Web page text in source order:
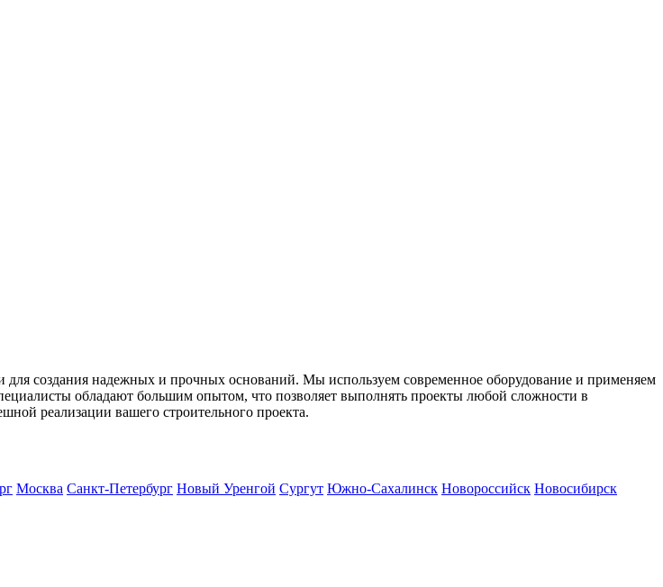
создания надежных и прочных оснований. Мы используем современное оборудование и применяем
обладают большим опытом, что позволяет выполнять проекты любой сложности в
реализации вашего строительного проекта.
Москва Санкт-Петербург Новый Уренгой Сургут Южно-Сахалинск Новороссийск Новосибирск